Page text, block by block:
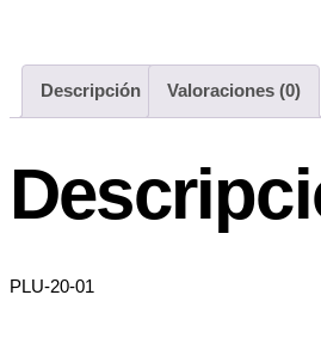
Descripción Valoraciones (0)
PLU-20-01